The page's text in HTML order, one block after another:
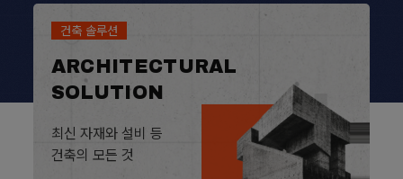
건축 솔루션
ARCHITECTURAL
SOLUTION
최신 자재와 설비 등
건축의 모든 것